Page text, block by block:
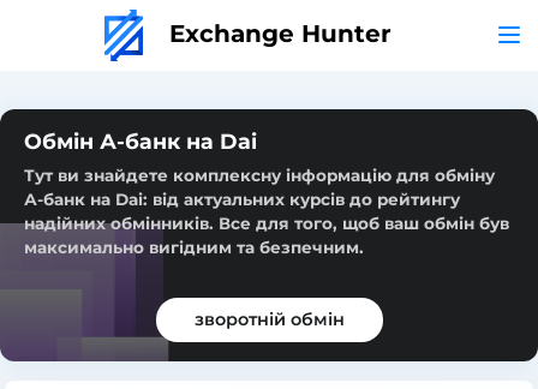
Exchange Hunter
Обмін А-банк на Dai
Тут ви знайдете комплексну інформацію для обміну
А-банк на Dai: від актуальних курсів до рейтингу
надійних обмінників. Все для того, щоб ваш обмін був
максимально вигідним та безпечним.
зворотній обмін